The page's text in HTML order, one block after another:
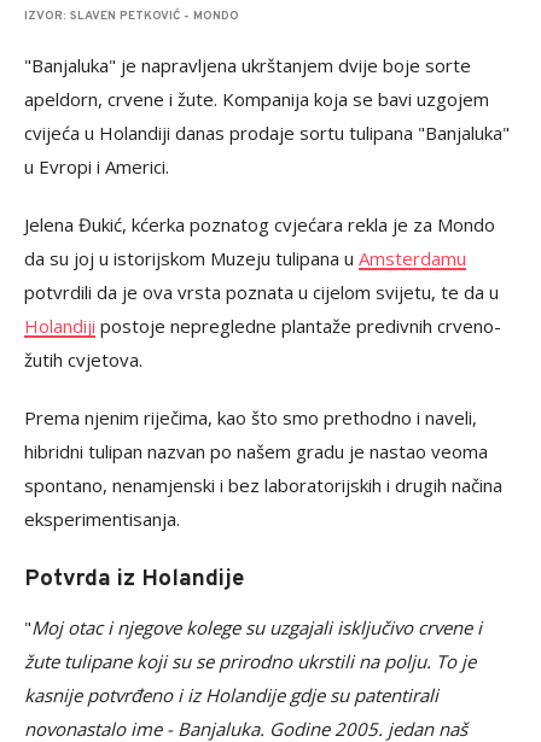
IZVOR: SLAVEN PETKOVIĆ - MONDO
"Banjaluka" je napravljena ukrštanjem dvije boje sorte
apeldorn, crvene i žute. Kompanija koja se bavi uzgojem
cvijeća u Holandiji danas prodaje sortu tulipana "Banjaluka"
u Evropi i Americi.
Jelena Đukić, kćerka poznatog cvjećara rekla je za Mondo
da su joj u istorijskom Muzeju tulipana u Amsterdamu
potvrdili da je ova vrsta poznata u cijelom svijetu, te da u
Holandiji postoje nepregledne plantaže predivnih crveno-
žutih cvjetova.
Prema njenim riječima, kao što smo prethodno i naveli,
hibridni tulipan nazvan po našem gradu je nastao veoma
spontano, nenamjenski i bez laboratorijskih i drugih načina
eksperimentisanja.
Potvrda iz Holandije
"Moj otac i njegove kolege su uzgajali isključivo crvene i
žute tulipane koji su se prirodno ukrstili na polju. To je
kasnije potvrđeno i iz Holandije gdje su patentirali
novonastalo ime - Banjaluka. Godine 2005. jedan naš